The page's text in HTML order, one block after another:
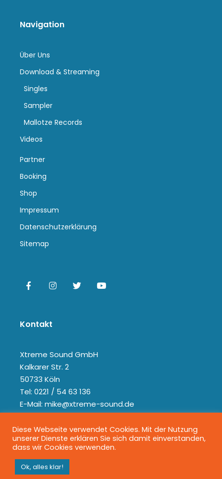
Navigation
Über Uns
Download & Streaming
Singles
Sampler
Mallotze Records
Videos
Partner
Booking
Shop
Impressum
Datenschutzerklärung
Sitemap
Kontakt
Xtreme Sound GmbH
Kalkarer Str. 2
50733 Köln
Tel: 0221 / 54 63 136
E-Mail: mike@xtreme-sound.de
Diese Webseite verwendet Cookies. Mit der Nutzung
unserer Dienste erklären Sie sich damit einverstanden,
dass wir Cookies verwenden.
Ok, alles klar!